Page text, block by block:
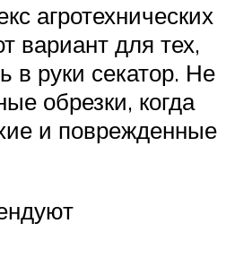
агротехнических
вариант для тех,
в руки секатор. Не
обрезки, когда
и поврежденные